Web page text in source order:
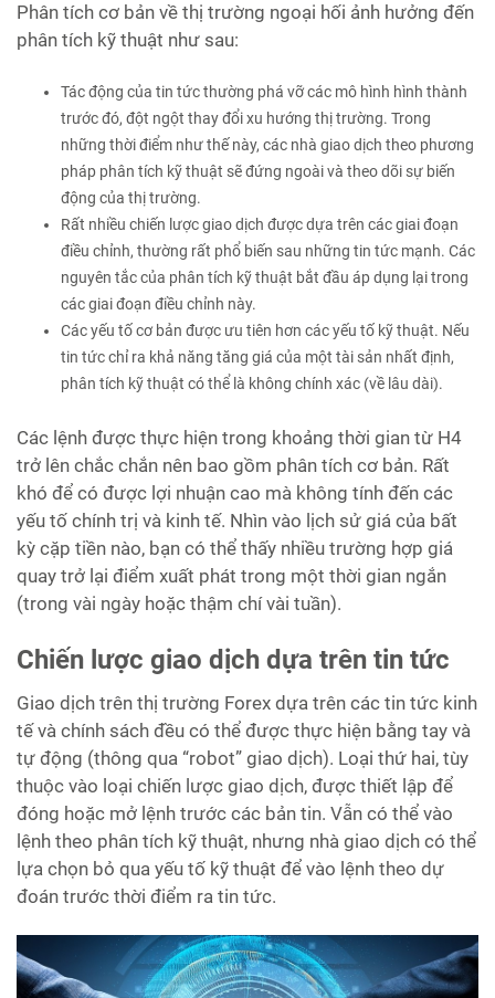
Phân tích cơ bản về thị trường ngoại hối ảnh hưởng đến
phân tích kỹ thuật như sau:
Tác động của tin tức thường phá vỡ các mô hình hình thành
trước đó, đột ngột thay đổi xu hướng thị trường. Trong
những thời điểm như thế này, các nhà giao dịch theo phương
pháp phân tích kỹ thuật sẽ đứng ngoài và theo dõi sự biến
động của thị trường.
Rất nhiều chiến lược giao dịch được dựa trên các giai đoạn
điều chỉnh, thường rất phổ biến sau những tin tức mạnh. Các
nguyên tắc của phân tích kỹ thuật bắt đầu áp dụng lại trong
các giai đoạn điều chỉnh này.
Các yếu tố cơ bản được ưu tiên hơn các yếu tố kỹ thuật. Nếu
tin tức chỉ ra khả năng tăng giá của một tài sản nhất định,
phân tích kỹ thuật có thể là không chính xác (về lâu dài).
Các lệnh được thực hiện trong khoảng thời gian từ H4
trở lên chắc chắn nên bao gồm phân tích cơ bản. Rất
khó để có được lợi nhuận cao mà không tính đến các
yếu tố chính trị và kinh tế. Nhìn vào lịch sử giá của bất
kỳ cặp tiền nào, bạn có thể thấy nhiều trường hợp giá
quay trở lại điểm xuất phát trong một thời gian ngắn
(trong vài ngày hoặc thậm chí vài tuần).
Chiến lược giao dịch dựa trên tin tức
Giao dịch trên thị trường Forex dựa trên các tin tức kinh
tế và chính sách đều có thể được thực hiện bằng tay và
tự động (thông qua “robot” giao dịch). Loại thứ hai, tùy
thuộc vào loại chiến lược giao dịch, được thiết lập để
đóng hoặc mở lệnh trước các bản tin. Vẫn có thể vào
lệnh theo phân tích kỹ thuật, nhưng nhà giao dịch có thể
lựa chọn bỏ qua yếu tố kỹ thuật để vào lệnh theo dự
đoán trước thời điểm ra tin tức.